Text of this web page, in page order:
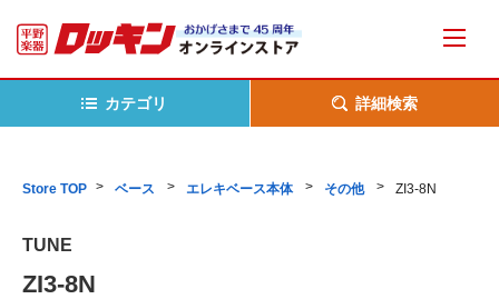
カテゴリ 詳細検索
Store TOP ベース エレキベース本体 その他 ZI3-8N
TUNE
ZI3-8N